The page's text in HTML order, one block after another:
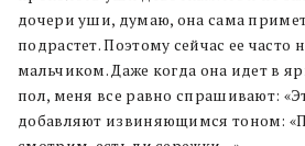
дочери уши, думаю, она сама
подрастет. Поэтому сейчас ее часто
мальчиком. Даже когда она идет в
пол, меня все равно спрашивают:
добавляют извиняющимся тоном: